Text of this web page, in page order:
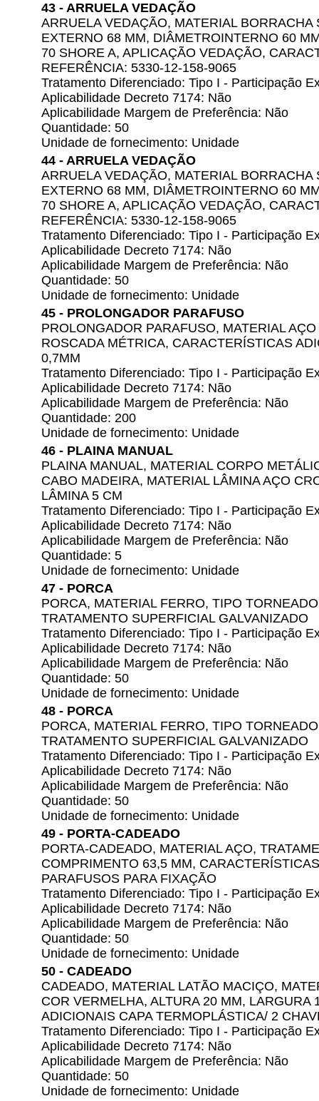
43 - ARRUELA VEDAÇÃO
ARRUELA VEDAÇÃO, MATERIAL
EXTERNO 68 MM, DIÂMETROINTERNO 60
70 SHORE A, APLICAÇÃO VEDAÇÃO,
REFERÊNCIA: 5330-12-158-9065
Tratamento Diferenciado: Tipo I - Participação
Aplicabilidade Decreto 7174: Não
Aplicabilidade Margem de Preferência: Não
Quantidade: 50
Unidade de fornecimento: Unidade
44 - ARRUELA VEDAÇÃO
ARRUELA VEDAÇÃO, MATERIAL
EXTERNO 68 MM, DIÂMETROINTERNO 60
70 SHORE A, APLICAÇÃO VEDAÇÃO,
REFERÊNCIA: 5330-12-158-9065
Tratamento Diferenciado: Tipo I - Participação
Aplicabilidade Decreto 7174: Não
Aplicabilidade Margem de Preferência: Não
Quantidade: 50
Unidade de fornecimento: Unidade
45 - PROLONGADOR PARAFUSO
PROLONGADOR PARAFUSO, MATERIAL
ROSCADA MÉTRICA, CARACTERÍSTICAS
0,7MM
Tratamento Diferenciado: Tipo I - Participação
Aplicabilidade Decreto 7174: Não
Aplicabilidade Margem de Preferência: Não
Quantidade: 200
Unidade de fornecimento: Unidade
46 - PLAINA MANUAL
PLAINA MANUAL, MATERIAL CORPO
CABO MADEIRA, MATERIAL LÂMINA AÇO
LÂMINA 5 CM
Tratamento Diferenciado: Tipo I - Participação
Aplicabilidade Decreto 7174: Não
Aplicabilidade Margem de Preferência: Não
Quantidade: 5
Unidade de fornecimento: Unidade
47 - PORCA
PORCA, MATERIAL FERRO, TIPO
TRATAMENTO SUPERFICIAL GALVANIZADO
Tratamento Diferenciado: Tipo I - Participação
Aplicabilidade Decreto 7174: Não
Aplicabilidade Margem de Preferência: Não
Quantidade: 50
Unidade de fornecimento: Unidade
48 - PORCA
PORCA, MATERIAL FERRO, TIPO
TRATAMENTO SUPERFICIAL GALVANIZADO
Tratamento Diferenciado: Tipo I - Participação
Aplicabilidade Decreto 7174: Não
Aplicabilidade Margem de Preferência: Não
Quantidade: 50
Unidade de fornecimento: Unidade
49 - PORTA-CADEADO
PORTA-CADEADO, MATERIAL AÇO,
COMPRIMENTO 63,5 MM,
PARAFUSOS PARA FIXAÇÃO
Tratamento Diferenciado: Tipo I - Participação
Aplicabilidade Decreto 7174: Não
Aplicabilidade Margem de Preferência: Não
Quantidade: 50
Unidade de fornecimento: Unidade
50 - CADEADO
CADEADO, MATERIAL LATÃO MACIÇO,
COR VERMELHA, ALTURA 20 MM, LARGURA
ADICIONAIS CAPA TERMOPLÁSTICA/ 2
Tratamento Diferenciado: Tipo I - Participação
Aplicabilidade Decreto 7174: Não
Aplicabilidade Margem de Preferência: Não
Quantidade: 50
Unidade de fornecimento: Unidade